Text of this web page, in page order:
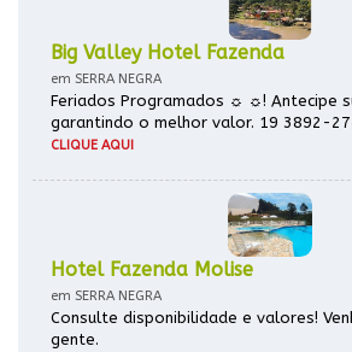
Big Valley Hotel Fazenda
em SERRA NEGRA
Feriados Programados ☼ ☼! Antecipe
garantindo o melhor valor. 19 3892-
CLIQUE AQUI
Hotel Fazenda Molise
em SERRA NEGRA
Consulte disponibilidade e valores!
gente.